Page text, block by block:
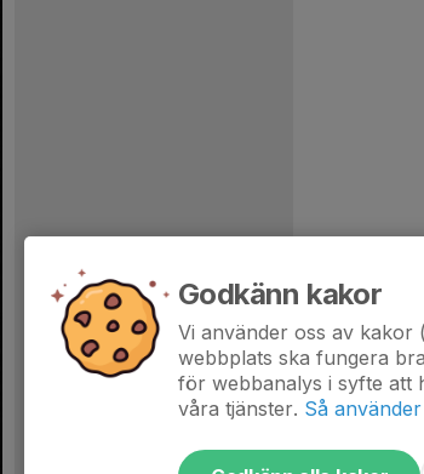
Godkänn kakor
Vi använder oss av
webbplats ska fungera
för webbanalys i syfte att
våra tjänster. Så